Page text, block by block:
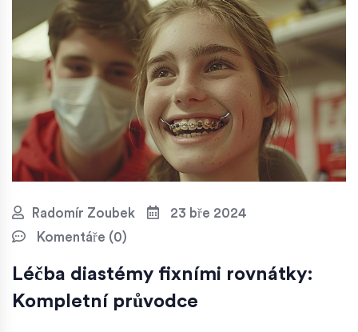
Radomír Zoubek
23 bře 2024
Komentáře (0)
Léčba diastémy fixními rovnátky:
Kompletní průvodce